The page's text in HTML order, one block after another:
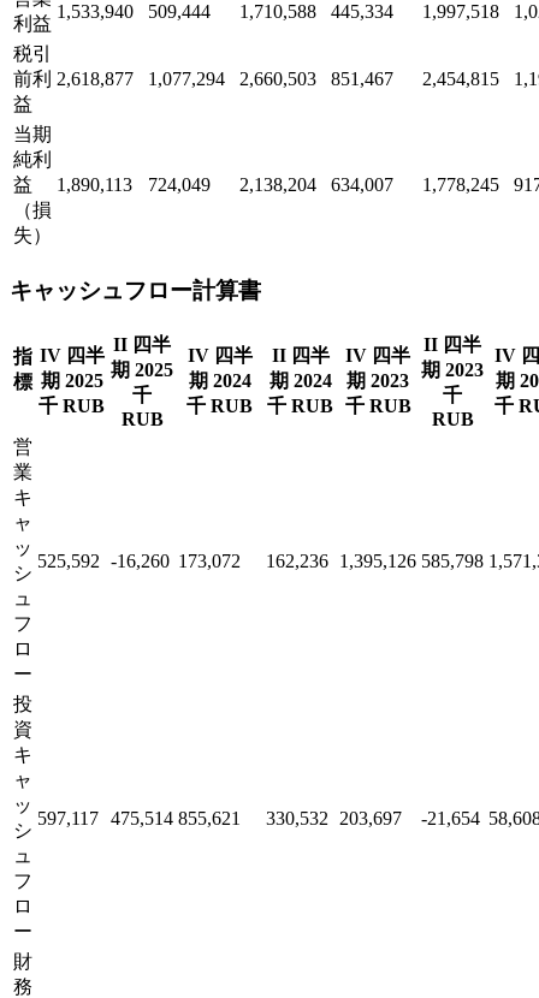
利益
1,533,940 509,444 1,710,588 445,334 1,997,518
税引
前利
益
2,618,877 1,077,294 2,660,503 851,467 2,454,815
当期
純利
益
（損
失）
1,890,113 724,049 2,138,204 634,007 1,778,245
キャッシュフロー計算書
指
標
IV 四半
期 2025
千 RUB
II 四半
期 2025
千
RUB
IV 四半
期 2024
千 RUB
II 四半
期 2024
千 RUB
IV 四半
期 2023
千 RUB
II 四半
期 2023
千
RUB
IV
期
千
営
業
キ
ャ
ッ
シ
ュ
フ
ロ
ー
525,592 -16,260 173,072 162,236 1,395,126 585,798
投
資
キ
ャ
ッ
シ
ュ
フ
ロ
ー
597,117 475,514 855,621 330,532 203,697 -21,654
財
務